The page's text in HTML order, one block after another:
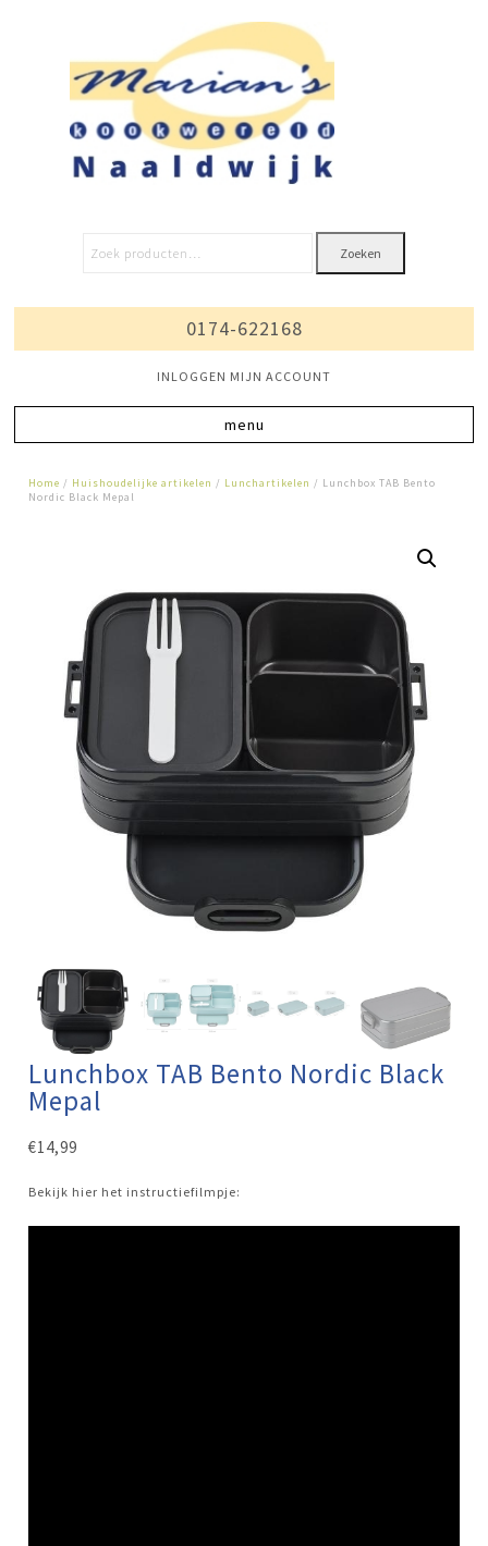
Zoeken
0174-622168
INLOGGEN MIJN ACCOUNT
Home / Huishoudelijke artikelen / Lunchartikelen / Lunchbox TAB Bento
Nordic Black Mepal
Lunchbox TAB Bento Nordic Black
Mepal
€14,99
Bekijk hier het instructiefilmpje: